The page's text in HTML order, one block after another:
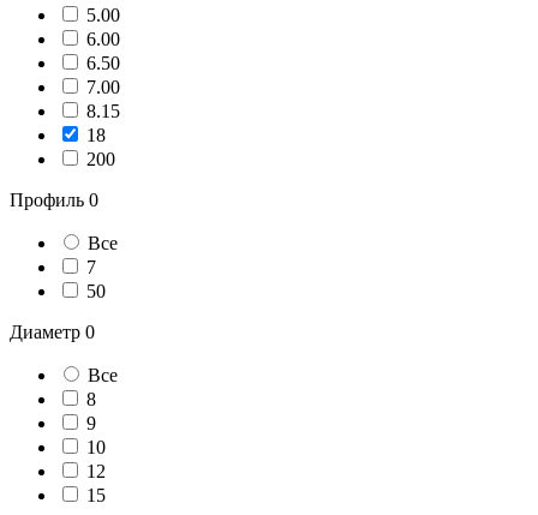
5.00
6.00
6.50
7.00
8.15
18
200
Профиль 0
Все
7
50
Диаметр 0
Все
8
9
10
12
15